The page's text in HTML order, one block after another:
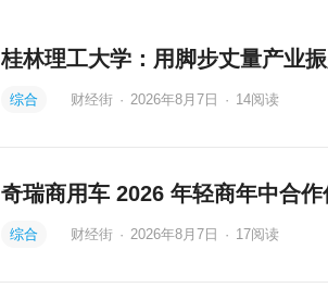
桂林理工大学：用脚步丈量产业
综合 财经街 · 2026年8月7日 · 14阅读
奇瑞商用车 2026 年轻商年中合
综合 财经街 · 2026年8月7日 · 17阅读